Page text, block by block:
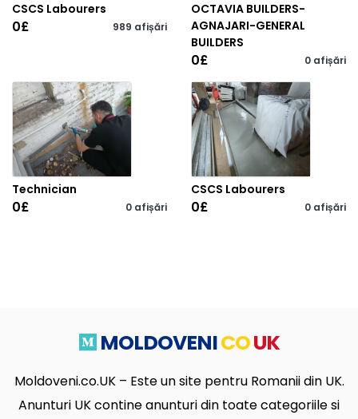
CSCS Labourers
0£ 989 afișări
OCTAVIA BUILDERS-
AGNAJARI-GENERAL
BUILDERS
0£ 0 afișări
Technician
0£ 0 afișări
CSCS Labourers
0£ 0 afișări
MOLDOVENICOUK
Moldoveni.co.UK – Este un site pentru Romanii din UK.
Anunturi UK contine anunturi din toate categoriile si